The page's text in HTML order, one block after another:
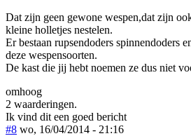
Dat zijn geen gewone wespen,dat zijn
kleine holletjes nestelen.
Er bestaan rupsendoders spinnendoders
deze wespensoorten.
De kast die jij hebt noemen ze dus niet
omhoog
2 waarderingen.
Ik vind dit een goed bericht
#8 wo, 16/04/2014 - 21:16